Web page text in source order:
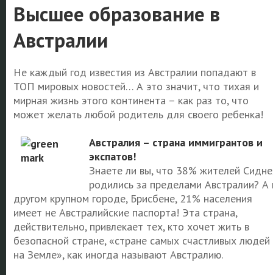
Высшее образование в
Австралии
Не каждый год известия из Австралии попадают в
ТОП мировых новостей… А это значит, что тихая и
мирная жизнь этого континента – как раз то, что
может желать любой родитель для своего ребенка!
Австралия – страна иммигрантов и
экспатов!
Знаете ли вы, что 38% жителей
родились за пределами Австралии? А
другом крупном городе, Брисбене, 21% населения
имеет не Австралийские паспорта! Эта страна,
действительно, привлекает тех, кто хочет жить в
безопасной стране, «стране самых счастливых людей
на Земле», как иногда называют Австралию.